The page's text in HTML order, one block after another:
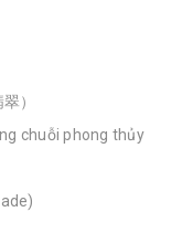
）
chuỗi phong thủy